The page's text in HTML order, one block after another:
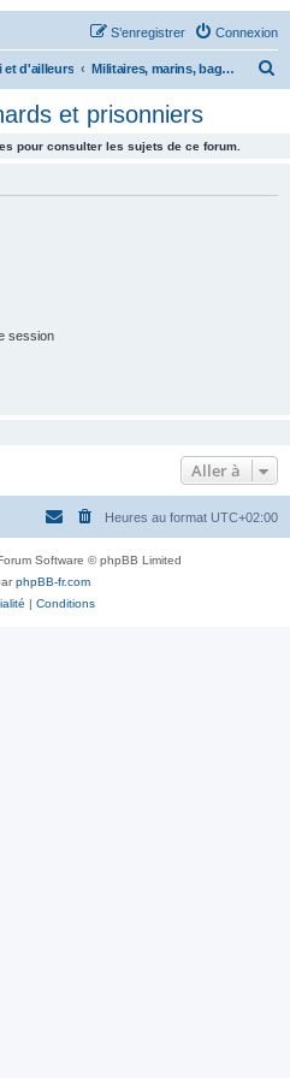
Connexion
S’enregistrer
et d'ailleurs Militaires, marins, bagnards et prisonniers
et prisonniers
pour consulter les sujets de ce forum.
session
Aller à
Heures au format UTC+02:00
Software © phpBB Limited
phpBB-fr.com
| Conditions